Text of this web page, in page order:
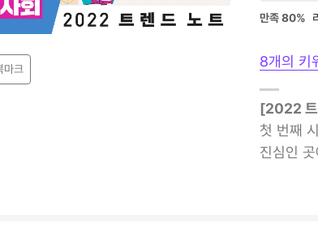
마크
만족80%
8개의 키
[2022 트
첫 번째
진심인